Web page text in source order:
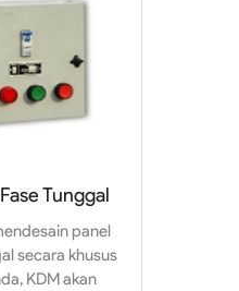
Tunggal
panel
secara khusus
KDM akan